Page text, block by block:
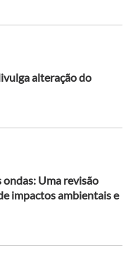
alteração do
ondas: Uma revisão
impactos ambientais e